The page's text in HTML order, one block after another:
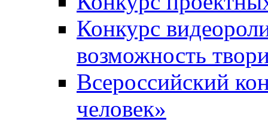
Конкурс
возможность
Всероссийский
человек»